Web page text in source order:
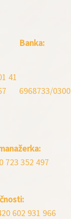
41
Banka:
6968733/0300
723 352 497
602 931 966